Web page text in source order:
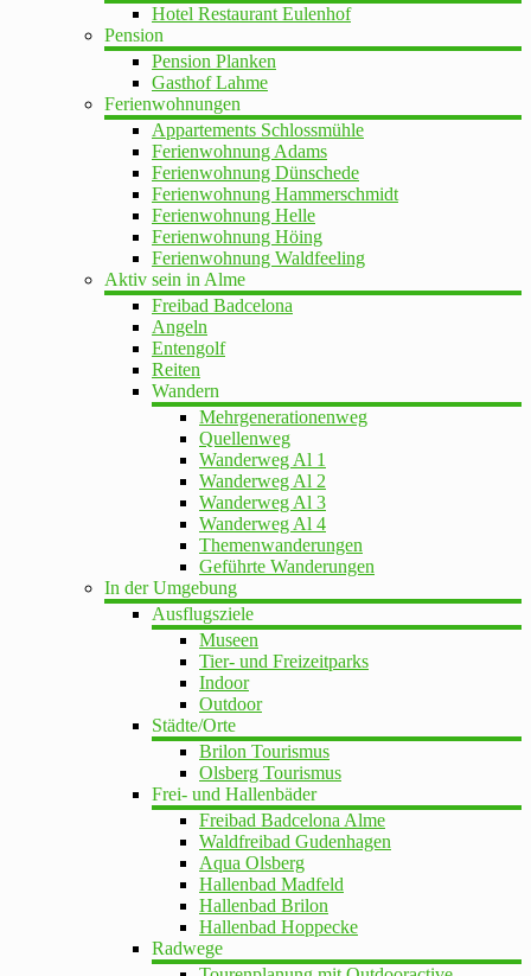
Hotel Restaurant Eulenhof
Pension
Pension Planken
Gasthof Lahme
Ferienwohnungen
Appartements Schlossmühle
Ferienwohnung Adams
Ferienwohnung Dünschede
Ferienwohnung Hammerschmidt
Ferienwohnung Helle
Ferienwohnung Höing
Ferienwohnung Waldfeeling
Aktiv sein in Alme
Freibad Badcelona
Angeln
Entengolf
Reiten
Wandern
Mehrgenerationenweg
Quellenweg
Wanderweg Al 1
Wanderweg Al 2
Wanderweg Al 3
Wanderweg Al 4
Themenwanderungen
Geführte Wanderungen
In der Umgebung
Ausflugsziele
Museen
Tier- und Freizeitparks
Indoor
Outdoor
Städte/Orte
Brilon Tourismus
Olsberg Tourismus
Frei- und Hallenbäder
Freibad Badcelona Alme
Waldfreibad Gudenhagen
Aqua Olsberg
Hallenbad Madfeld
Hallenbad Brilon
Hallenbad Hoppecke
Radwege